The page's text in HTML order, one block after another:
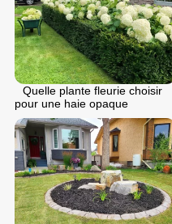
Quelle plante fleurie choisir
pour une haie opaque